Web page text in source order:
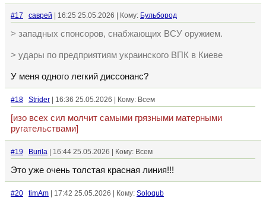
#17 саврей | 16:25 25.05.2026 | Кому: Бульбород
> западных спонсоров, снабжающих ВСУ оружием.
> удары по предприятиям украинского ВПК в Киеве
У меня одного легкий диссонанс?
#18 Strider | 16:36 25.05.2026 | Кому: Всем
[изо всех сил молчит самыми грязными матерными
ругательствами]
#19 Burila | 16:44 25.05.2026 | Кому: Всем
Это уже очень толстая красная линия!!!
#20 timAm | 17:42 25.05.2026 | Кому: Soloqub